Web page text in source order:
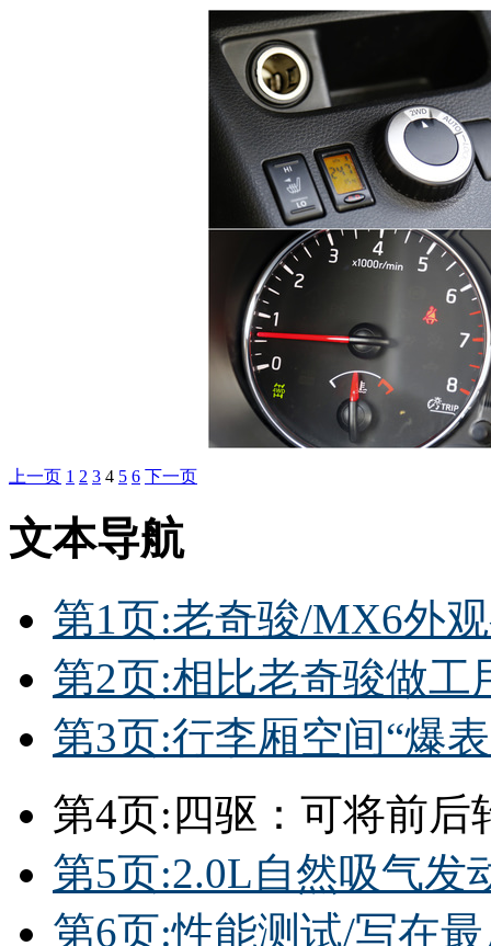
上一页 1 2 3 4 5 6 下一页
文本导航
第1页:老奇骏/MX6外
第2页:相比老奇骏做
第3页:行李厢空间“爆
第4页:四驱：可将前后
第5页:2.0L自然吸气发
第6页:性能测试/写在